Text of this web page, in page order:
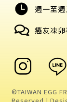
週一至
癌友凍
©TAIWAN EGG